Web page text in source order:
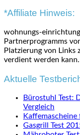
*Affiliate Hinweis:
wohnungs-
Partnerprogramms
Platzierung von Links
verdient werden kann.
Aktuelle
Bürostuhl Test:
Vergleich
Gasgrill Test